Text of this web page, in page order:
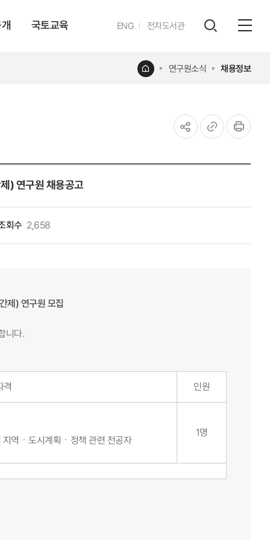
국토교육 ENG영문전자도서관
레이어
홈 연구원소식 채용정보
) 연구원 채용공고
회수 2,658
제) 연구원 모집
니다.
격 인원
역ㆍ도시계획ㆍ정책 관련 전공자
1명